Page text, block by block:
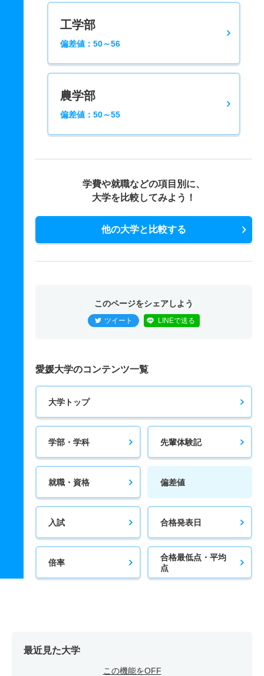
工学部
偏差値：50～56
農学部
偏差値：50～55
学費や就職などの項目別に、
大学を比較してみよう！
他の大学と比較する
このページをシェアしよう
ツイート LINEで送る
愛媛大学のコンテンツ一覧
大学トップ
学部・学科 先輩体験記
就職・資格 偏差値
入試 合格発表日
倍率
合格最低点・平均
点
最近見た大学
この機能をOFF